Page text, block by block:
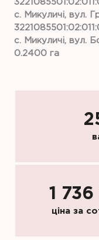
с. Микуличі, вул.
с. Микуличі, вул.
0.2400 га
1 736
ціна за